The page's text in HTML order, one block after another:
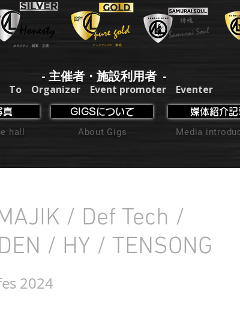
- 主催者・施設利用者 -
To Organizer Event promoter Eventer
真
hall
GIGSについて
About Gigs
媒体紹介記
Media
/ Def Tech /
/ HY / TENSONG
2024